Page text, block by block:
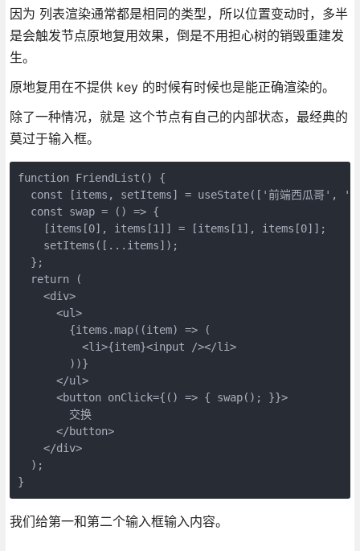
因为 列表渲染通常都是相同的类型，所以位置变动时，多半
是会触发节点原地复用效果，倒是不用担心树的销毁重建发
生。
原地复用在不提供 key 的时候有时候也是能正确渲染的。
除了一种情况，就是 这个节点有自己的内部状态，最经典的
莫过于输入框。
function FriendList() {
const [items, setItems] = useState(['前端西瓜哥', '
  const swap = () => {
    [items[0], items[1]] = [items[1], items[0]];
    setItems([...items]);
  };
  return (
    <div>
      <ul>
        {items.map((item) => (
          <li>{item}<input /></li>
        ))}
      </ul>
      <button onClick={() => { swap(); }}>
        交换
      </button>
    </div>
  );
}
我们给第一和第二个输入框输入内容。